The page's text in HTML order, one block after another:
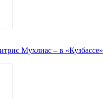
Мухлиас – в «Кузбассе»